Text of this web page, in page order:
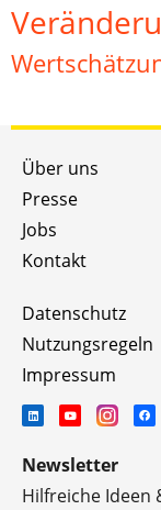
Über uns
Presse
Jobs
Kontakt
Datenschutz
Nutzungsregeln
Impressum
Newsletter
Hilfreiche Ideen